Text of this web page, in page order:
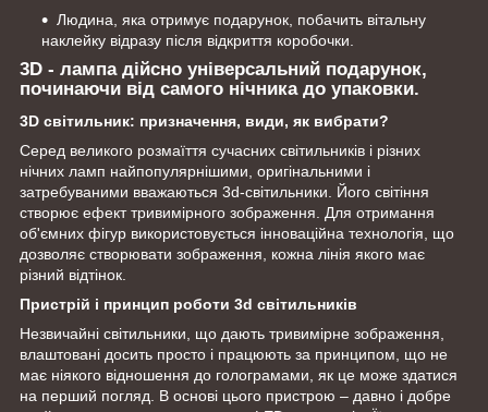
Людина, яка отримує подарунок, побачить вітальну
наклейку відразу після відкриття коробочки.
3D - лампа дійсно універсальний подарунок,
починаючи від самого нічника до упаковки.
3D світильник: призначення, види, як вибрати?
Серед великого розмаїття сучасних світильників і різних
нічних ламп найпопулярнішими, оригінальними і
затребуваними вважаються 3d-світильники. Його світіння
створює ефект тривимірного зображення. Для отримання
об'ємних фігур використовується інноваційна технологія, що
дозволяє створювати зображення, кожна лінія якого має
різний відтінок.
Пристрій і принцип роботи 3d світильників
Незвичайні світильники, що дають тривимірне зображення,
влаштовані досить просто і працюють за принципом, що не
має ніякого відношення до голограмами, як це може здатися
на перший погляд. В основі цього пристрою – давно і добре